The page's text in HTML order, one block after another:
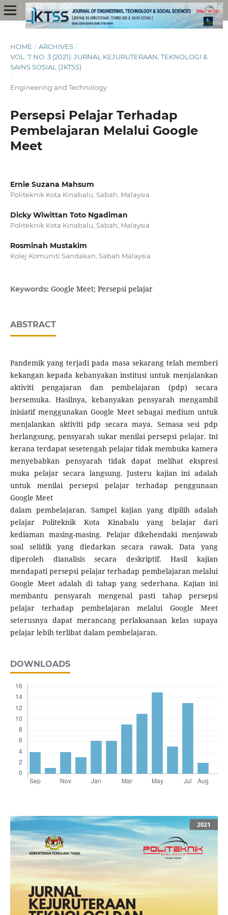
HOME / ARCHIVES /
VOL. 7 NO. 3 (2021): JURNAL KEJURUTERAAN, TEKNOLOGI &
SAINS SOSIAL (JKTSS)
/
Engineering and Technology
Persepsi Pelajar Terhadap
Pembelajaran Melalui Google
Meet
Ernie Suzana Mahsum
Politeknik Kota Kinabalu, Sabah, Malaysia
Dicky Wiwittan Toto Ngadiman
Politeknik Kota Kinabalu, Sabah, Malaysia
Rosminah Mustakim
Kolej Komuniti Sandakan, Sabah Malaysia
Keywords: Google Meet; Persepsi pelajar
ABSTRACT
Pandemik yang terjadi pada masa sekarang telah memberi
kekangan kepada kebanyakan institusi untuk menjalankan
aktiviti pengajaran dan pembelajaran (pdp) secara
bersemuka. Hasilnya, kebanyakan pensyarah mengambil
inisiatif menggunakan Google Meet sebagai medium untuk
menjalankan aktiviti pdp secara maya. Semasa sesi pdp
berlangsung, pensyarah sukar menilai persepsi pelajar. Ini
kerana terdapat sesetengah pelajar tidak membuka kamera
menyebabkan pensyarah tidak dapat melihat ekspresi
muka pelajar secara langsung. Justeru kajian ini adalah
untuk menilai persepsi pelajar terhadap penggunaan
Google Meet
dalam pembelajaran. Sampel kajian yang dipilih adalah
pelajar Politeknik Kota Kinabalu yang belajar dari
kediaman masing-masing. Pelajar dikehendaki menjawab
soal selidik yang diedarkan secara rawak. Data yang
diperoleh dianalisis secara deskriptif. Hasil kajian
mendapati persepsi pelajar terhadap pembelajaran melalui
Google Meet adalah di tahap yang sederhana. Kajian ini
membantu pensyarah mengenal pasti tahap persepsi
pelajar terhadap pembelajaran melalui Google Meet
seterusnya dapat merancang perlaksanaan kelas supaya
pelajar lebih terlibat dalam pembelajaran.
DOWNLOADS